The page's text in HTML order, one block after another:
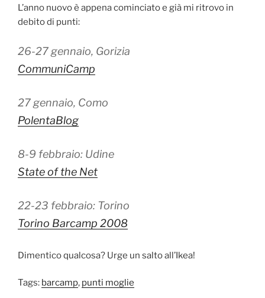
L’anno nuovo è appena cominciato e già mi ritrovo in
debito di punti:
26-27 gennaio, Gorizia
CommuniCamp
27 gennaio, Como
PolentaBlog
8-9 febbraio: Udine
State of the Net
22-23 febbraio: Torino
Torino Barcamp 2008
Dimentico qualcosa? Urge un salto all’Ikea!
Tags: barcamp, punti moglie